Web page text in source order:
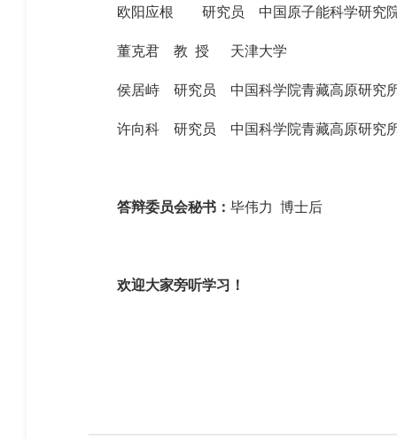
欧阳应根 研究员 中国原子能科学研究
董克君 教 授 天津大学
侯居峙 研究员 中国科学院青藏高原研究
许向科 研究员 中国科学院青藏高原研究
答辩委员会秘书： 毕伟力 博士后
欢迎大家旁听学习！